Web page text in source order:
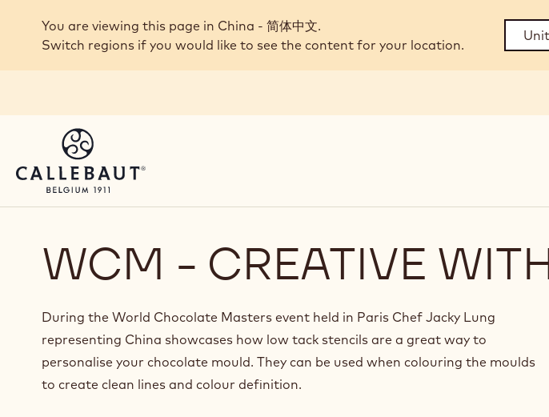
Skip to main content
You are viewing this page in China - 简体中文.
Switch regions if you would like to see the content for your location.
WCM - CREATIVE
During the World Chocolate Masters event held in Paris Chef Jacky Lung
representing China showcases how low tack stencils are a great way to
personalise your chocolate mould. They can be used when colouring the moulds
to create clean lines and colour definition.